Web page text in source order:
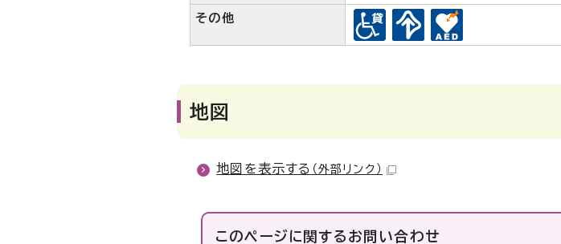
その他
地図
地図を表示する （外部リンク）
このページに関する お問い合わせ